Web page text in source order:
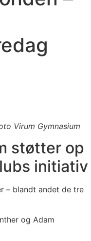
Virum Gymnasium
støtter op
initiativ
– blandt andet de tre
og Adam